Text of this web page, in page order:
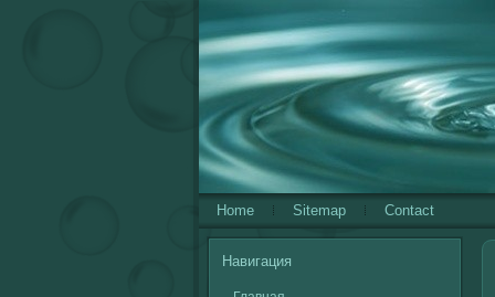
Home Sitemap Contact
Навигация